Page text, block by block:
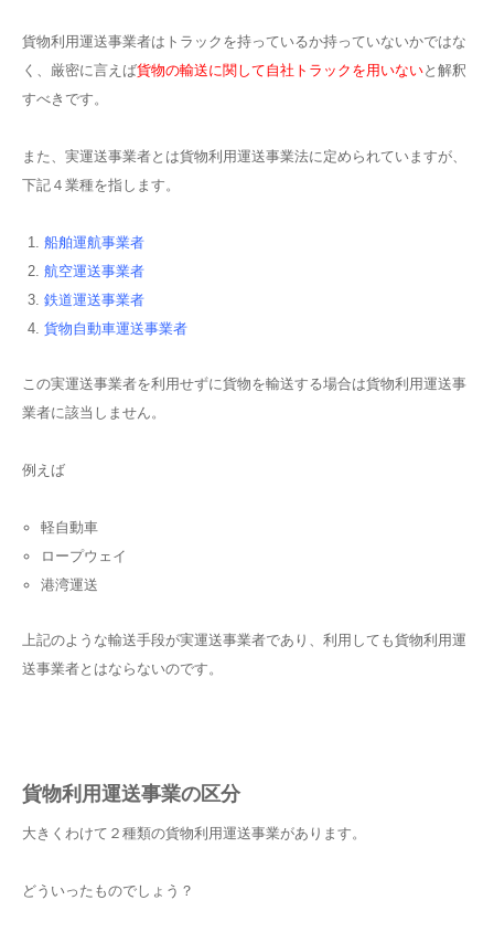
貨物利用運送事業者はトラックを持っているか持っていないかではな
く、厳密に言えば貨物の輸送に関して自社トラックを用いないと解釈
すべきです。
また、実運送事業者とは貨物利用運送事業法に定められていますが、
下記４業種を指します。
船舶運航事業者
航空運送事業者
鉄道運送事業者
貨物自動車運送事業者
この実運送事業者を利用せずに貨物を輸送する場合は貨物利用運送事
業者に該当しません。
例えば
軽自動車
ロープウェイ
港湾運送
上記のような輸送手段が実運送事業者であり、利用しても貨物利用運
送事業者とはならないのです。
貨物利用運送事業の区分
大きくわけて２種類の貨物利用運送事業があります。
どういったものでしょう？